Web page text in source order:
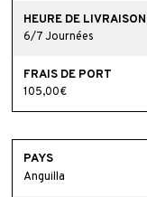
6/7 Journées
105,00€
Anguilla